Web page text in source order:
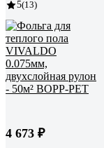
5(13)
4 673 ₽